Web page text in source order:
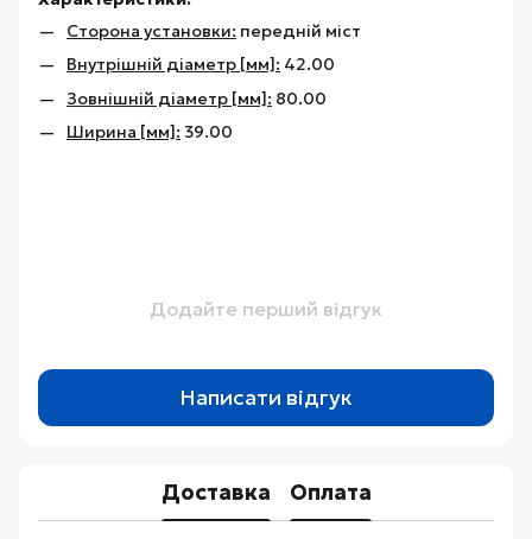
Сторона установки: передній міст
Внутрішній діаметр [мм]: 42.00
Зовнішній діаметр [мм]: 80.00
Ширина [мм]: 39.00
Додайте перший відгук
Написати відгук
Доставка Оплата